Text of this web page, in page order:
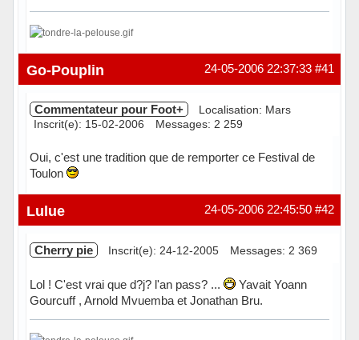
Hors ligne #41
24-05-2006 22:37:33
Go-Pouplin
Commentateur pour Foot+
Localisation: Mars
Inscrit(e): 15-02-2006
Messages: 2 259
Oui, c'est une tradition que de remporter ce Festival de
Toulon
Hors ligne #42
24-05-2006 22:45:50
Lulue
Cherry pie Inscrit(e): 24-12-2005 Messages: 2 369
Lol ! C'est vrai que d?j? l'an pass? ...
Yavait Yoann
Gourcuff , Arnold Mvuemba et Jonathan Bru.